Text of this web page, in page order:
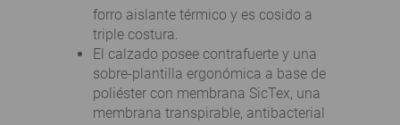
forro aislante térmico y es cosido a
triple costura.
El calzado posee contrafuerte y una
sobre-plantilla ergonómica a base de
poliéster con membrana SicTex, una
membrana transpirable, antibacterial